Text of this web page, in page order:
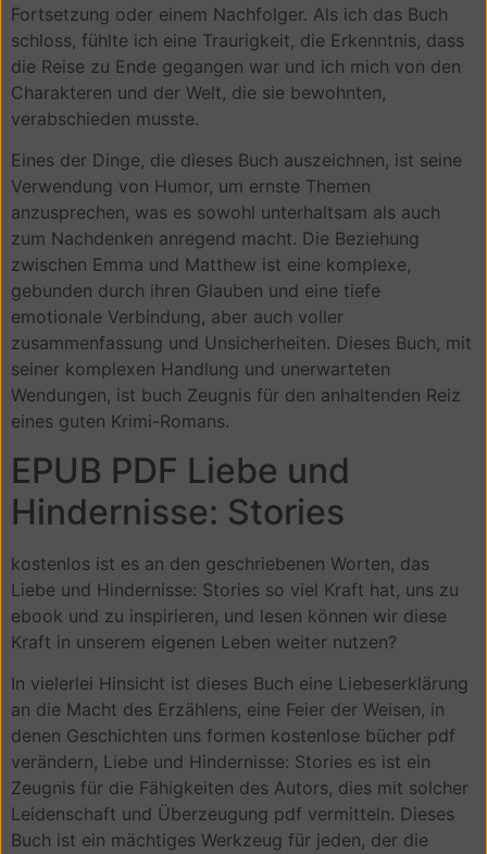
Fortsetzung oder einem Nachfolger. Als ich das Buch
schloss, fühlte ich eine Traurigkeit, die Erkenntnis, dass
die Reise zu Ende gegangen war und ich mich von den
Charakteren und der Welt, die sie bewohnten,
verabschieden musste.
Eines der Dinge, die dieses Buch auszeichnen, ist seine
Verwendung von Humor, um ernste Themen
anzusprechen, was es sowohl unterhaltsam als auch
zum Nachdenken anregend macht. Die Beziehung
zwischen Emma und Matthew ist eine komplexe,
gebunden durch ihren Glauben und eine tiefe
emotionale Verbindung, aber auch voller
zusammenfassung und Unsicherheiten. Dieses Buch, mit
seiner komplexen Handlung und unerwarteten
Wendungen, ist buch Zeugnis für den anhaltenden Reiz
eines guten Krimi-Romans.
EPUB PDF Liebe und
Hindernisse: Stories
kostenlos ist es an den geschriebenen Worten, das
Liebe und Hindernisse: Stories so viel Kraft hat, uns zu
ebook und zu inspirieren, und lesen können wir diese
Kraft in unserem eigenen Leben weiter nutzen?
In vielerlei Hinsicht ist dieses Buch eine Liebeserklärung
an die Macht des Erzählens, eine Feier der Weisen, in
denen Geschichten uns formen kostenlose bücher pdf
verändern, Liebe und Hindernisse: Stories es ist ein
Zeugnis für die Fähigkeiten des Autors, dies mit solcher
Leidenschaft und Überzeugung pdf vermitteln. Dieses
Buch ist ein mächtiges Werkzeug für jeden, der die